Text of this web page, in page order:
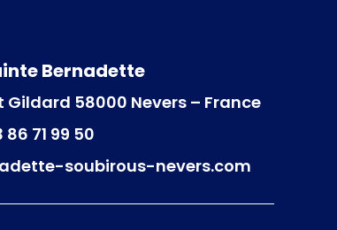
Bernadette
Gildard 58000 Nevers – France
71 99 50
soubirous-nevers.com